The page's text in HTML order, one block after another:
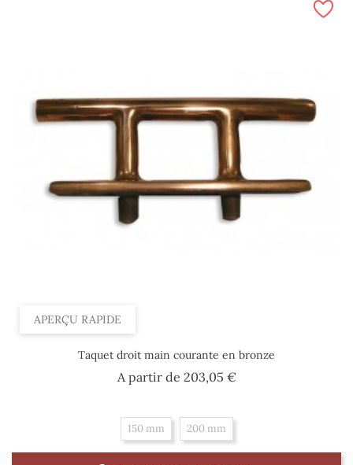
APERÇU RAPIDE
Taquet droit main courante en bronze
A partir de 203,05 €Prix
150 mm 200 mm